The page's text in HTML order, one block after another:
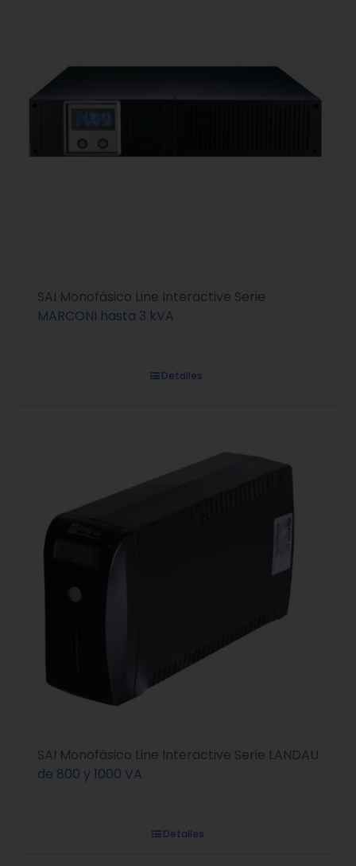
SAI Monofásico Line Interactive Serie
MARCONI hasta 3 kVA
Detalles
SAI Monofásico Line Interactive Serie LANDAU
de 800 y 1000 VA
Detalles